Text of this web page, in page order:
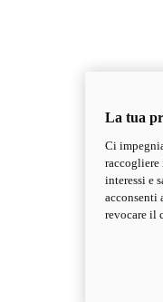
La tua
Ci
interessi e
acconsenti
revocare il